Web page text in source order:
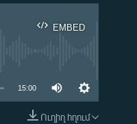
EMBED
15:00
Ուղիղ հղում